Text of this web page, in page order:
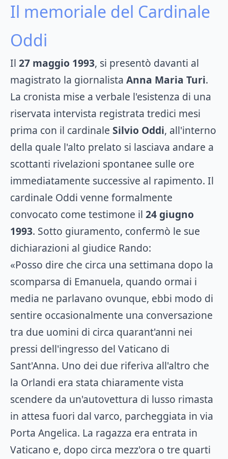
Il memoriale del Cardinale
Oddi
Il 27 maggio 1993, si presentò davanti al
magistrato la giornalista Anna Maria Turi.
La cronista mise a verbale l'esistenza di una
riservata intervista registrata tredici mesi
prima con il cardinale Silvio Oddi, all'interno
della quale l'alto prelato si lasciava andare a
scottanti rivelazioni spontanee sulle ore
immediatamente successive al rapimento. Il
cardinale Oddi venne formalmente
convocato come testimone il 24 giugno
1993. Sotto giuramento, confermò le sue
dichiarazioni al giudice Rando:
«Posso dire che circa una settimana dopo la
scomparsa di Emanuela, quando ormai i
media ne parlavano ovunque, ebbi modo di
sentire occasionalmente una conversazione
tra due uomini di circa quarant'anni nei
pressi dell'ingresso del Vaticano di
Sant'Anna. Uno dei due riferiva all'altro che
la Orlandi era stata chiaramente vista
scendere da un'autovettura di lusso rimasta
in attesa fuori dal varco, parcheggiata in via
Porta Angelica. La ragazza era entrata in
Vaticano e, dopo circa mezz'ora o tre quarti